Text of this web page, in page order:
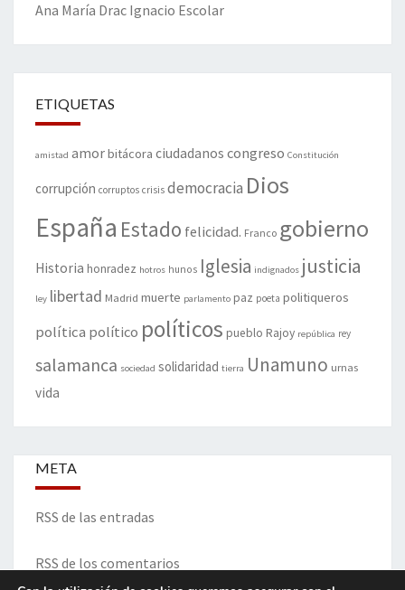
Ana María Drac Ignacio Escolar
ETIQUETAS
amistad amorbitácora ciudadanos congreso Constitución
corrupción corruptos crisis democracia Dios
España Estado felicidad. Franco gobierno
Historia honradez hotros hunos Iglesia indignados justicia
ley libertad Madrid muerte parlamento paz poeta politiqueros
política político políticos pueblo Rajoy república rey
salamanca sociedad solidaridad tierra Unamuno urnas
vida
META
RSS de las entradas
RSS de los comentarios